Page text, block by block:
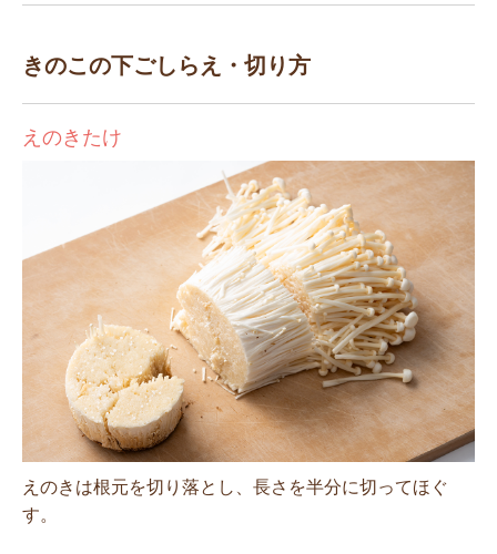
きのこの下ごしらえ・切り方
えのきたけ
えのきは根元を切り落とし、長さを半分に切ってほぐ
す。